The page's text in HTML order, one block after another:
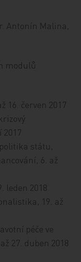
Antonín Malina,
modulů
16. červen 2017
státu,
6. až
leden 2018
19. až
péče ve
27. duben 2018